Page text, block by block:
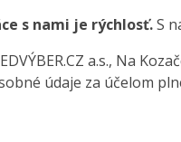
s nami je rýchlosť.S
a.s., Na
údaje za účelom